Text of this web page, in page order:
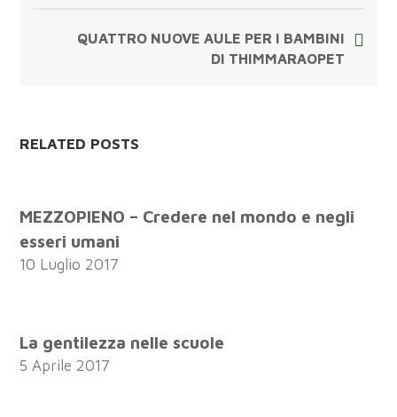
QUATTRO NUOVE AULE PER I BAMBINI
DI THIMMARAOPET
RELATED POSTS
MEZZOPIENO – Credere nel mondo e negli
esseri umani
10 Luglio 2017
La gentilezza nelle scuole
5 Aprile 2017